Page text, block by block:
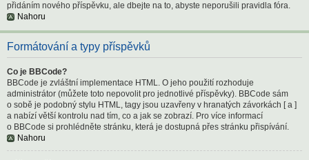
přidáním nového příspěvku, ale dbejte na to, abyste neporušili pravidla fóra.
Nahoru
Formátování a typy příspěvků
Co je BBCode?
BBCode je zvláštní implementace HTML. O jeho použití rozhoduje
administrátor (můžete toto nepovolit pro jednotlivé příspěvky). BBCode sám
o sobě je podobný stylu HTML, tagy jsou uzavřeny v hranatých závorkách [ a ]
a nabízí větší kontrolu nad tím, co a jak se zobrazí. Pro více informací
o BBCode si prohlédněte stránku, která je dostupná přes stránku přispívání.
Nahoru